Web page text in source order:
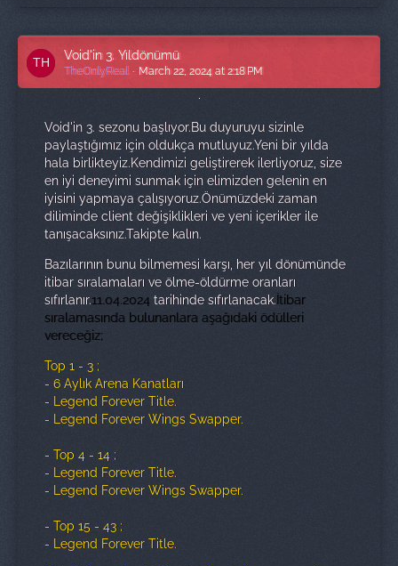
Void'in 3. Yıldönümü
TheOnlyReal March 22, 2024 at 2:18 PM
Void'in 3. sezonu başlıyor.Bu duyuruyu sizinle
paylaştığımız için oldukça mutluyuz.Yeni bir yılda
hala birlikteyiz.Kendimizi geliştirerek ilerliyoruz, size
en iyi deneyimi sunmak için elimizden gelenin en
iyisini yapmaya çalışıyoruz.Önümüzdeki zaman
diliminde client değişiklikleri ve yeni içerikler ile
tanışacaksınız.Takipte kalın.
Bazılarının bunu bilmemesi karşı, her yıl dönümünde
itibar sıralamaları ve ölme-öldürme oranları
sıfırlanır.11.04.2024 tarihinde sıfırlanacak. İtibar
sıralamasında bulunanlara aşağıdaki ödülleri
vereceğiz;
Top 1 - 3 ;
- 6 Aylık Arena Kanatları
- Legend Forever Title.
- Legend Forever Wings Swapper.
- Top 4 - 14 ;
- Legend Forever Title.
- Legend Forever Wings Swapper.
- Top 15 - 43 ;
- Legend Forever Title.